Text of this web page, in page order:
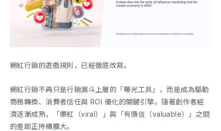
網紅行銷的遊戲規則，已經徹底改寫。
網紅行銷不再只是行銷漏斗上層的「曝光工具」，而是成為驅動
商務轉換、消費者信任與 ROI 優化的關鍵引擎。隨著創作者經
濟逐漸成熟，「爆紅（viral）」與「有價值（valuable）」之間
的差距正持續擴大。